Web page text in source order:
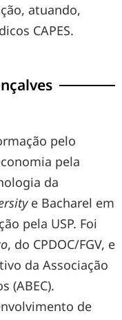
atuando,
CAPES.
pelo
pela
da
e Bacharel em
pela USP. Foi
, do CPDOC/FGV, e
da Associação
(ABEC).
de